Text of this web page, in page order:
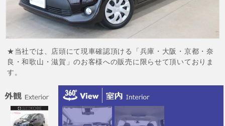
★当社では、店頭にて現車確認頂ける「兵庫・大阪・京都・奈
良・和歌山・滋賀」のお客様への販売に限らせて頂いておりま
す。